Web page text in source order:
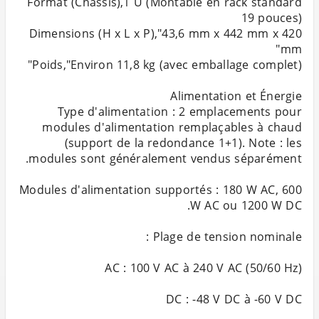
Dimensions (H x L x P),"43,6 mm x 442 mm x 420
Alimentation et Énergie
Type d'alimentation : 2 emplacements pour
modules d'alimentation remplaçables à chaud
(support de la redondance 1+1). Note : les
Modules d'alimentation supportés : 180 W AC, 600
AC : 100 V AC à 240 V AC (50/60 Hz)